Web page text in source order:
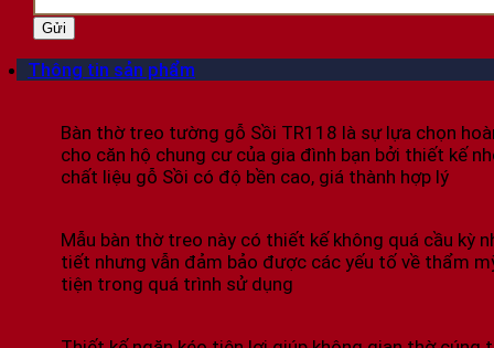
Thông tin sản phẩm
Bàn thờ treo tường gỗ Sồi TR118 là sự lựa chọn
cho căn hộ chung cư của gia đình bạn bởi thiết kế
chất liệu gỗ Sồi có độ bền cao, giá thành hợp lý
Mẫu bàn thờ treo này có thiết kế không quá cầu kỳ
tiết nhưng vẫn đảm bảo được các yếu tố về thẩm
tiện trong quá trình sử dụng